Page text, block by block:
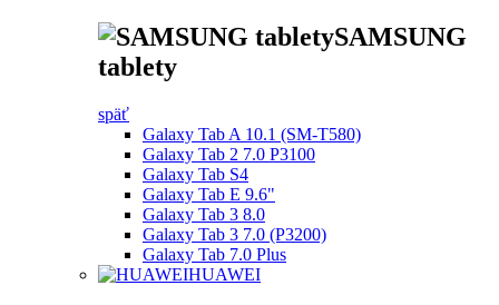
SAMSUNG
tablety
späť
Galaxy Tab A 10.1 (SM-T580)
Galaxy Tab 2 7.0 P3100
Galaxy Tab S4
Galaxy Tab E 9.6"
Galaxy Tab 3 8.0
Galaxy Tab 3 7.0 (P3200)
Galaxy Tab 7.0 Plus
HUAWEI